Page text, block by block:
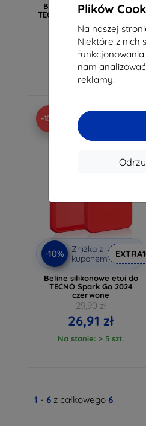
Plików
Na naszej
Niektóre z nich
nam
reklamy.
Beline Przezroczyste Etui
TECNO Spark Go 2024, 1mm
29,90 zł
26,91 zł
Na stanie: > 5 szt.
-10%
-10%
Zniżka z
kuponem
Beline silikonowe etui do
TECNO Spark Go 2024
czerwone
29,90 zł
26,91 zł
Na stanie: > 5 szt.
1 - 6 z całkowego 6.